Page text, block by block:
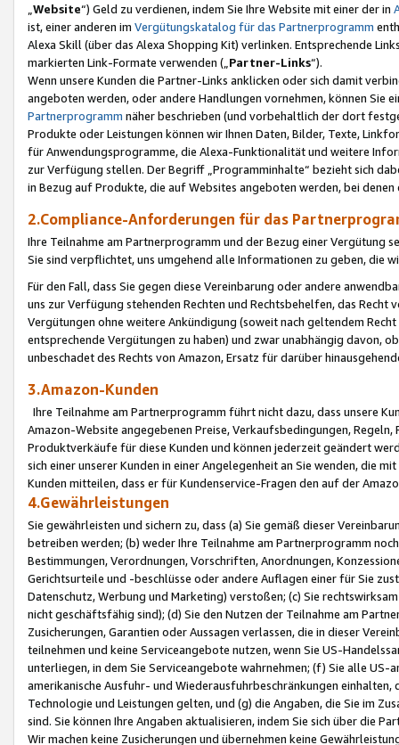
Website“) Geld zu verdienen, indem Sie Ihre Website mit einer der in
ist, einer anderen im Vergütungskatalog für das Partnerprogramm
Alexa Skill (über das Alexa Shopping Kit) verlinken. Entsprechende
markierten Link-Formate verwenden („ Partner-Links“).
Wenn unsere Kunden die Partner-Links anklicken oder sich damit
angeboten werden, oder andere Handlungen vornehmen, können Sie
Partnerprogramm näher beschrieben (und vorbehaltlich der dort
Produkte oder Leistungen können wir Ihnen Daten, Bilder, Texte,
für Anwendungsprogramme, die Alexa-Funktionalität und weitere
zur Verfügung stellen. Der Begriff „Programminhalte“ bezieht sich
in Bezug auf Produkte, die auf Websites angeboten werden, bei
2.Compliance-Anforderungen für das
Ihre Teilnahme am Partnerprogramm und der Bezug einer Vergütung
Sie sind verpflichtet, uns umgehend alle Informationen zu geben, die
Für den Fall, dass Sie gegen diese Vereinbarung oder andere
uns zur Verfügung stehenden Rechten und Rechtsbehelfen, das
Vergütungen ohne weitere Ankündigung (soweit nach geltendem
entsprechende Vergütungen zu haben) und zwar unabhängig davon,
unbeschadet des Rechts von Amazon, Ersatz für darüber
3.Amazon-Kunden
Ihre Teilnahme am Partnerprogramm führt nicht dazu, dass unsere
Amazon-Website angegebenen Preise, Verkaufsbedingungen,
Produktverkäufe für diese Kunden und können jederzeit geändert
sich einer unserer Kunden in einer Angelegenheit an Sie wenden, die
Kunden mitteilen, dass er für Kundenservice-Fragen den auf der
4.Gewährleistungen
Sie gewährleisten und sichern zu, dass (a) Sie gemäß dieser
betreiben werden; (b) weder Ihre Teilnahme am Partnerprogramm
Bestimmungen, Verordnungen, Vorschriften, Anordnungen,
Gerichtsurteile und -beschlüsse oder andere Auflagen einer für Sie
Datenschutz, Werbung und Marketing) verstoßen; (c) Sie
nicht geschäftsfähig sind); (d) Sie den Nutzen der Teilnahme am
Zusicherungen, Garantien oder Aussagen verlassen, die in dieser
teilnehmen und keine Serviceangebote nutzen, wenn Sie US-
unterliegen, in dem Sie Serviceangebote wahrnehmen; (f) Sie alle
amerikanische Ausfuhr- und Wiederausfuhrbeschränkungen
Technologie und Leistungen gelten, und (g) die Angaben, die Sie im
sind. Sie können Ihre Angaben aktualisieren, indem Sie sich über die
Wir machen keine Zusicherungen und übernehmen keine